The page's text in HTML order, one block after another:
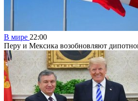
В мире 22:00
Перу и Мексика возобновляют